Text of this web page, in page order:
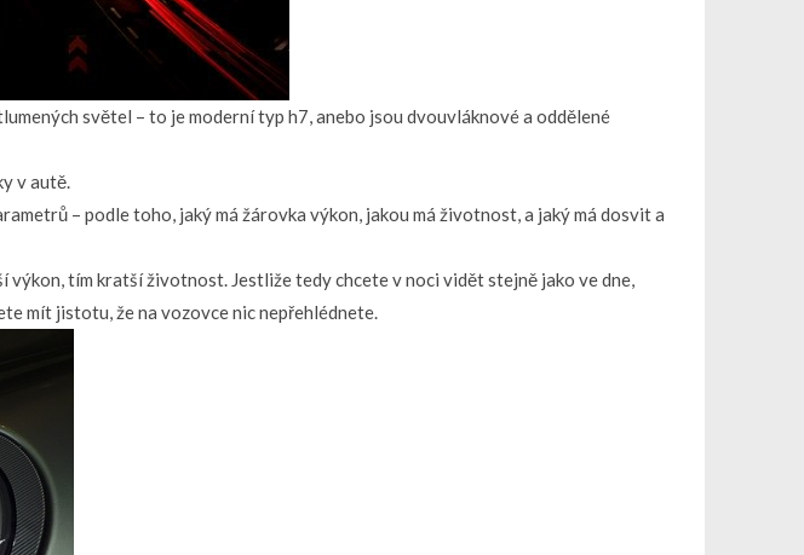
světel – to je moderní typ h7, anebo jsou dvouvláknové a oddělené
v autě.
– podle toho, jaký má žárovka výkon, jakou má životnost, a jaký má dosvit a
tím kratší životnost. Jestliže tedy chcete v noci vidět stejně jako ve dne,
mít jistotu, že na vozovce nic nepřehlédnete.